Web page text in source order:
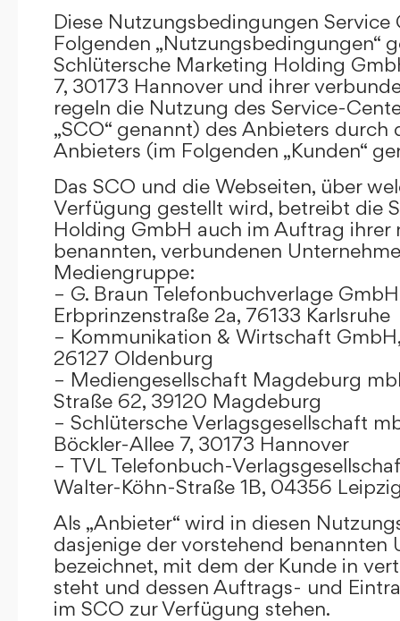
Diese Nutzungsbedingungen Service
Folgenden „Nutzungsbedingungen“
Schlütersche Marketing Holding
7, 30173 Hannover und ihrer
regeln die Nutzung des Service-
„SCO“ genannt) des Anbieters durch
Anbieters (im Folgenden „Kunden“
Das SCO und die Webseiten, über
Verfügung gestellt wird, betreibt die
Holding GmbH auch im Auftrag ihrer
benannten, verbundenen
Mediengruppe:
– G. Braun Telefonbuchverlage GmbH
Erbprinzenstraße 2a, 76133 Karlsruhe
– Kommunikation & Wirtschaft
26127 Oldenburg
– Mediengesellschaft Magdeburg
Straße 62, 39120 Magdeburg
– Schlütersche Verlagsgesellschaft
Böckler-Allee 7, 30173 Hannover
– TVL Telefonbuch-
Walter-Köhn-Straße 1B, 04356
Als „Anbieter“ wird in diesen
dasjenige der vorstehend benannten
bezeichnet, mit dem der Kunde in
steht und dessen Auftrags- und
im SCO zur Verfügung stehen.